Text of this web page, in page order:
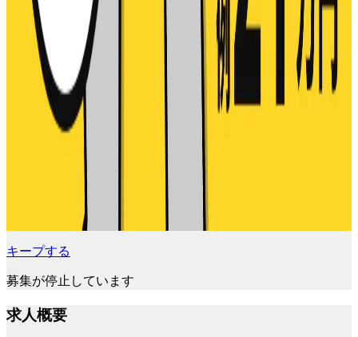
キープする
募集が停止しています
求人概要